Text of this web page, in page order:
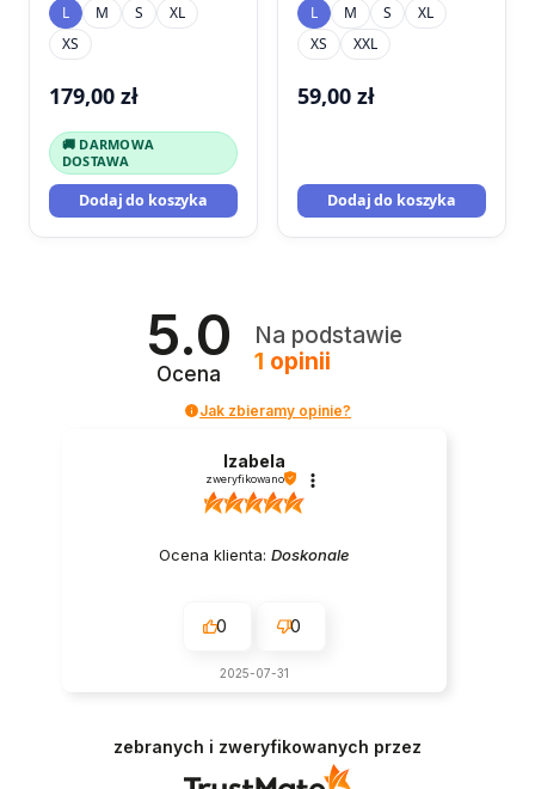
L M S
XL
XS
179,00 zł
🚚 DARMOWA
DOSTAWA
Dodaj do koszyka
L M S
XL
XS
XXL
59,00 zł
Dodaj do koszyka
5.0
Ocena
Na podstawie
1 opinii
Jak zbieramy opinie?
Izabela
zweryfikowano
Ocena klienta: Doskonale
0 0
2025-07-31
zebranych i zweryfikowanych przez